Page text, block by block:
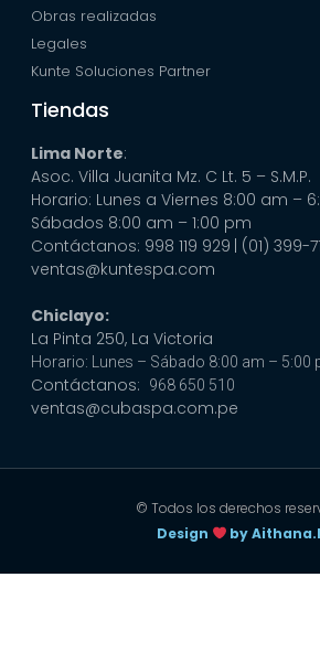
Obras realizadas
Legales
Kunte Soluciones Partner
Tiendas
Lima Norte:
Asoc. Villa Juanita Mz. C Lt. 5 – S.M.P.
Horario: Lunes a Viernes 8:00 am –
Sábados 8:00 am – 1:00 pm
Contáctanos: 998 119 929 | (01) 399-
ventas@kuntespa.com
Chiclayo:
La Pinta 250, La Victoria
Horario: Lunes – Sábado 8:00 am – 5:00
Contáctanos: 968 650 510
ventas@cubaspa.com.pe
© Todos los derechos
Design
by